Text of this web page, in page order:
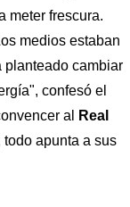
meter frescura.
medios estaban
planteado cambiar
confesó el
al
Real
todo apunta a sus